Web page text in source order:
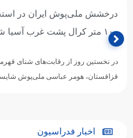
درخشش ملی‌پوش ایران در
۱۰۰ متر کرال پشت غرب آسیا شد
قزاقستان، هومر عباسی ملی‌پوش
اخبار فدراسیون